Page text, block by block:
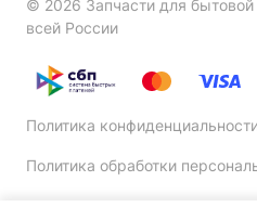
© 2026 Запчасти для бытовой
всей России
Политика
Политика обработки